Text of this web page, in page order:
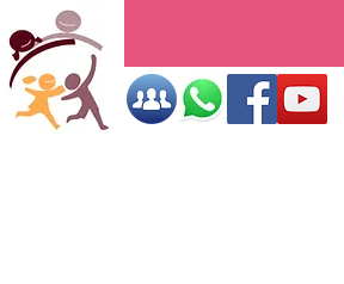
ליווי